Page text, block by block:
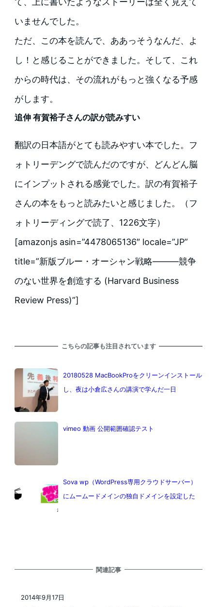
いませんでした。
ただ、この本を読んで、ああっそうなんだ、よ
し！と感じることができました。そして、これ
からの時代は、その流れがもっと強くなる予感
がします。
追伸 有賀裕子さんの訳が読みすい
翻訳の日本語がとても読みやすい本でした。フ
ォトリーデングで読んだのですが、どんどん脳
にインプットされる感覚でした。訳の有賀裕子
さんの本をもっと読みたいと感じました。（フ
ォトリーディングで読了、1226文字）
[amazonjs asin=”4478065136″ locale=”JP”
title=”新版ブルー・オーシャン戦略―――競争
のない世界を創造する (Harvard Business
Review Press)”]
こちらの記事も注目されています
20180528 MacBookProをクリーンインストール
し、夜は小倉広さんの講演で学んだ一日
vimeo 動画 公開範囲確認テスト
Sova wp（WordPress専用クラウドサーバー）
にムームードメインの独自ドメインを設定した
関連記事
2014年9月17日